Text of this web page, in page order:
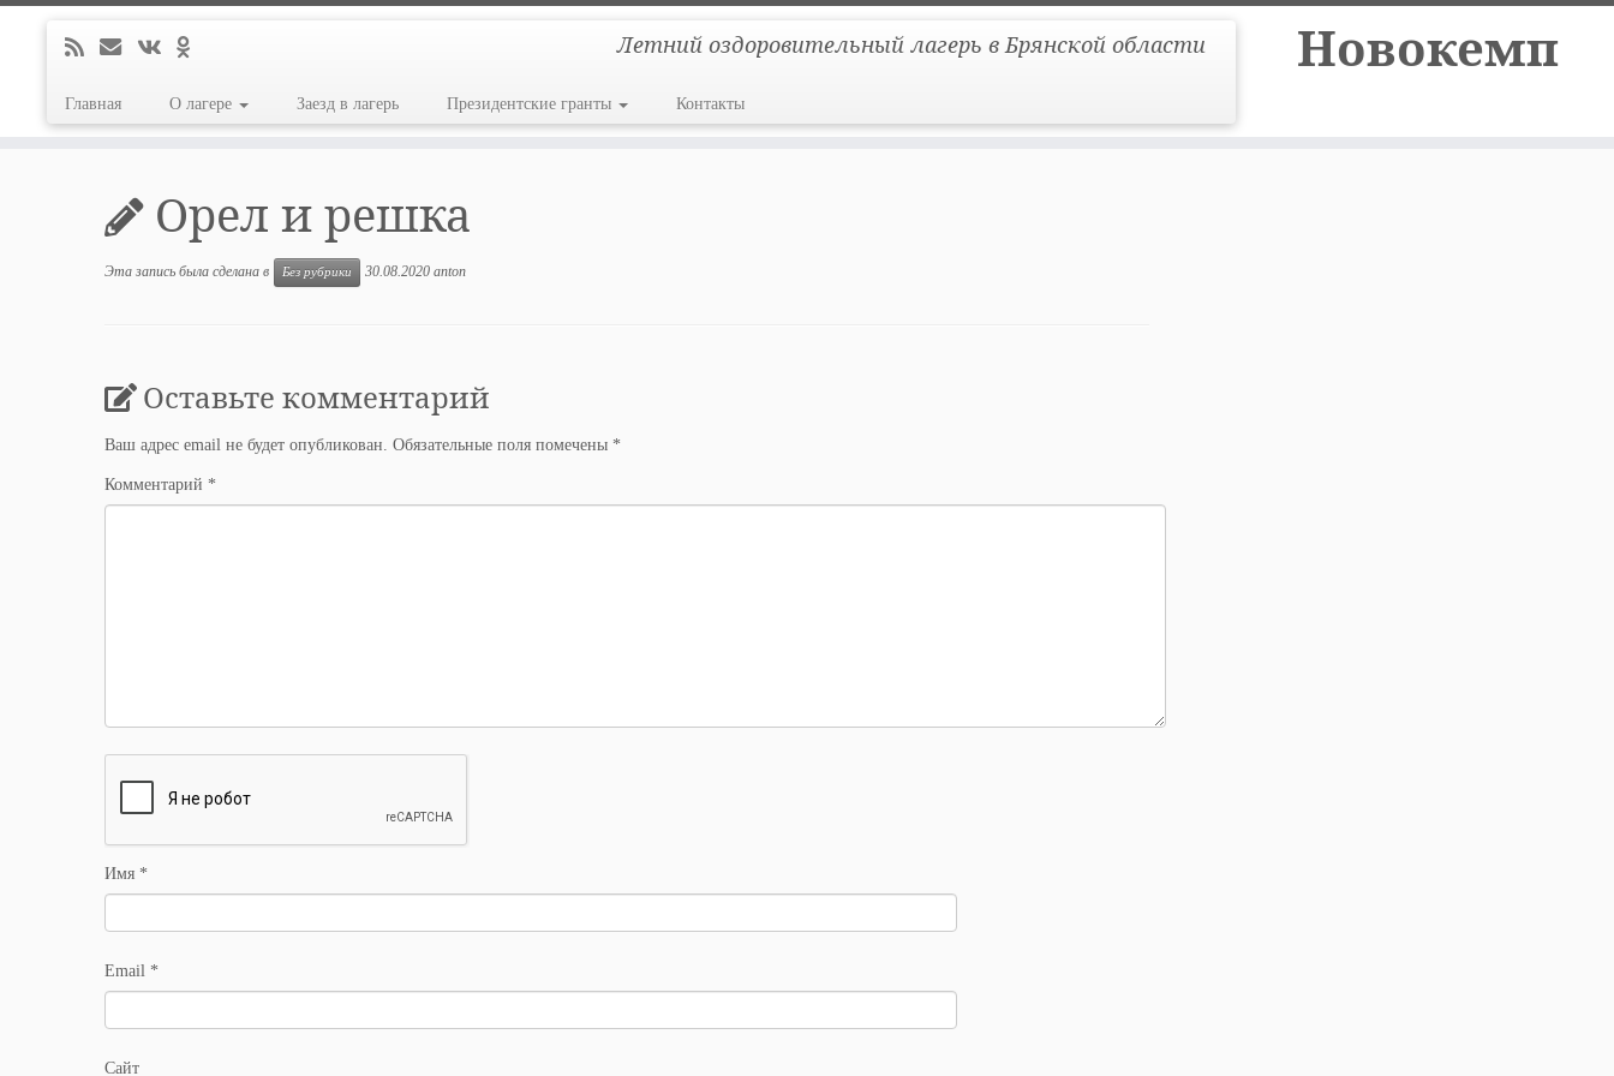
Новокемп
Летний оздоровительный лагерь в Брянской области
Главная О лагере Заезд в лагерь Президентские гранты Контакты
Орел и решка
Эта запись была сделана в Без рубрики 30.08.2020 anton
Оставьте комментарий
Ваш адрес email не будет опубликован. Обязательные поля помечены *
Комментарий *
Имя *
Email *
Сайт